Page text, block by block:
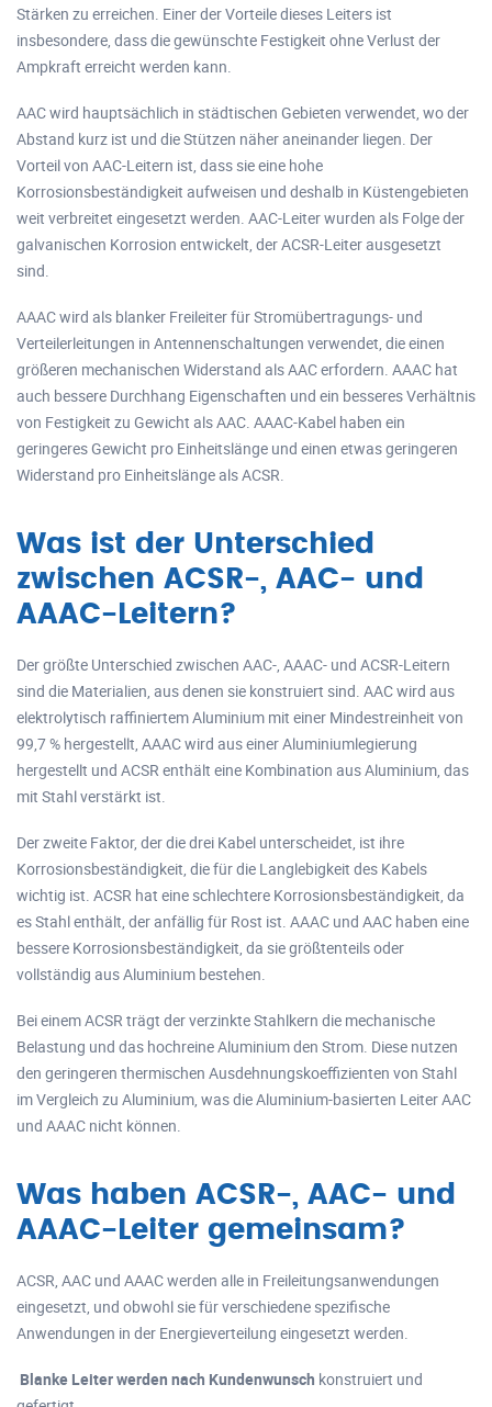
Stärken zu erreichen. Einer der Vorteile dieses Leiters ist
insbesondere, dass die gewünschte Festigkeit ohne Verlust der
Ampkraft erreicht werden kann.
AAC wird hauptsächlich in städtischen Gebieten verwendet, wo der
Abstand kurz ist und die Stützen näher aneinander liegen. Der
Vorteil von AAC-Leitern ist, dass sie eine hohe
Korrosionsbeständigkeit aufweisen und deshalb in Küstengebieten
weit verbreitet eingesetzt werden. AAC-Leiter wurden als Folge der
galvanischen Korrosion entwickelt, der ACSR-Leiter ausgesetzt
sind.
AAAC wird als blanker Freileiter für Stromübertragungs- und
Verteilerleitungen in Antennenschaltungen verwendet, die einen
größeren mechanischen Widerstand als AAC erfordern. AAAC hat
auch bessere Durchhang Eigenschaften und ein besseres Verhältnis
von Festigkeit zu Gewicht als AAC. AAAC-Kabel haben ein
geringeres Gewicht pro Einheitslänge und einen etwas geringeren
Widerstand pro Einheitslänge als ACSR.
Was ist der Unterschied
zwischen ACSR-, AAC- und
AAAC-Leitern?
Der größte Unterschied zwischen AAC-, AAAC- und ACSR-Leitern
sind die Materialien, aus denen sie konstruiert sind. AAC wird aus
elektrolytisch raffiniertem Aluminium mit einer Mindestreinheit von
99,7 % hergestellt, AAAC wird aus einer Aluminiumlegierung
hergestellt und ACSR enthält eine Kombination aus Aluminium, das
mit Stahl verstärkt ist.
Der zweite Faktor, der die drei Kabel unterscheidet, ist ihre
Korrosionsbeständigkeit, die für die Langlebigkeit des Kabels
wichtig ist. ACSR hat eine schlechtere Korrosionsbeständigkeit, da
es Stahl enthält, der anfällig für Rost ist. AAAC und AAC haben eine
bessere Korrosionsbeständigkeit, da sie größtenteils oder
vollständig aus Aluminium bestehen.
Bei einem ACSR trägt der verzinkte Stahlkern die mechanische
Belastung und das hochreine Aluminium den Strom. Diese nutzen
den geringeren thermischen Ausdehnungskoeffizienten von Stahl
im Vergleich zu Aluminium, was die Aluminium-basierten Leiter AAC
und AAAC nicht können.
Was haben ACSR-, AAC- und
AAAC-Leiter gemeinsam?
ACSR, AAC und AAAC werden alle in Freileitungsanwendungen
eingesetzt, und obwohl sie für verschiedene spezifische
Anwendungen in der Energieverteilung eingesetzt werden.
Blanke Leiter werden nach Kundenwunsch konstruiert und